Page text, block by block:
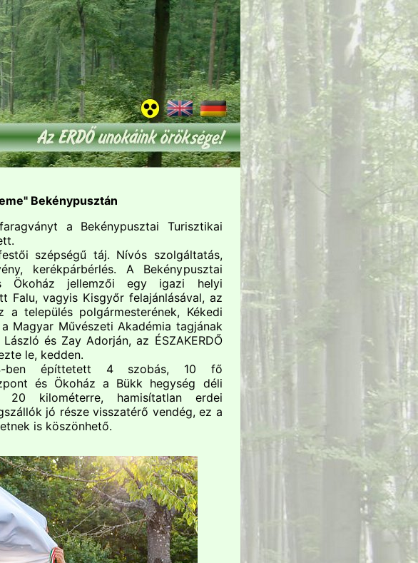
Bekénypusztán
a Bekénypusztai Turisztikai
szépségű táj. Nívós szolgáltatás,
kerékpárbérlés. A Bekénypusztai
Ökoház jellemzői egy igazi helyi
Falu, vagyis Kisgyőr felajánlásával, az
a település polgármesterének, Kékedi
Magyar Művészeti Akadémia tagjának
és Zay Adorján, az ÉSZAKERDŐ
le, kedden.
ben építtetett 4 szobás, 10 fő
és Ökoház a Bükk hegység déli
20 kilométerre, hamisítatlan erdei
jó része visszatérő vendég, ez a
is köszönhető.